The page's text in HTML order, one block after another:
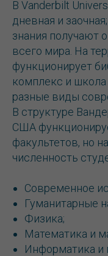
В Vanderbilt
дневная и
знания получают
всего мира. На
функционирует
комплекс и
разные виды
В структуре
США
факультетов, но
численность
Современное
Гуманитарные
Физика;
Математика и
Информатика и